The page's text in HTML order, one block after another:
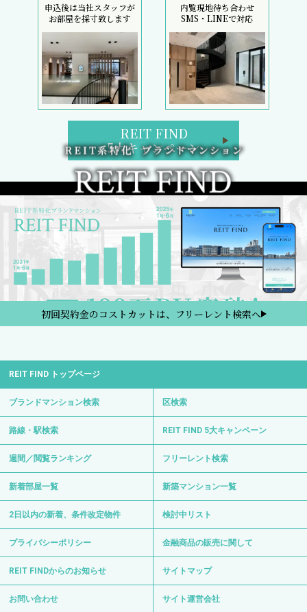
申込後は当社スタッフが
お部屋を採寸致します
内覧現地待ち合わせ
SMS・LINEで対応
REIT FIND
5大キャンペーン
初回契約金のコストカットは、フリーレント検索へ
REIT FIND トップページ
ブランドマンション検索 区検索
路線・駅検索 REIT FIND 5大キャンペーン
週間／閲覧ランキング フリーレント検索
新着部屋一覧 新築マンション一覧
2日以内の新着、条件改定物件 検討中リスト
プライバシーポリシー 金融商品の販売に関して
REIT FINDからのお知らせ サイトマップ
お問い合わせ サイト運営会社